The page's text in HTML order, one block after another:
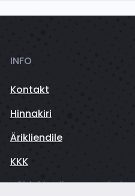
INFO
Kontakt
Hinnakiri
Ärikliendile
KKK
Sõidukite finantseerimine